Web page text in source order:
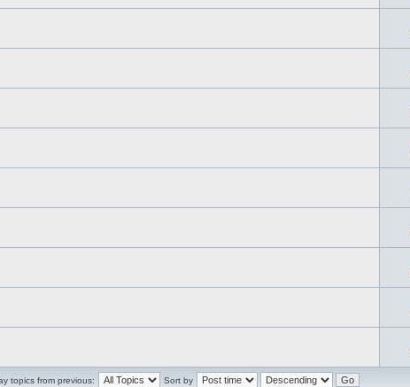
topics from previous: Sort by